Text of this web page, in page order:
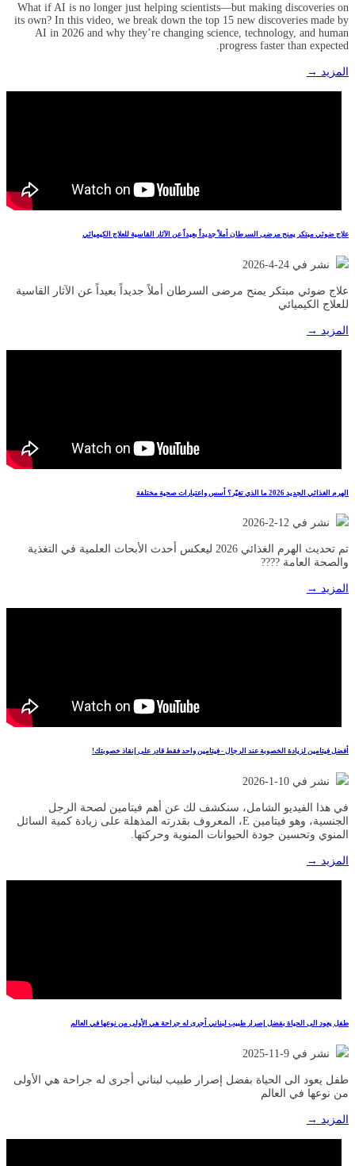
What if AI is no longer just helping scientists—but making discoveries on
its own? In this video, we break down the top 15 new discoveries made by
AI in 2026 and why they’re changing science, technology, and human
progress faster than expected.
المزيد →
علاج ضوئي مبتكر يمنح مرضى السرطان أملاً جديداً بعيداً عن الآثار القاسية للعلاج الكيميائي
نشر في 24-4-2026
علاج ضوئي مبتكر يمنح مرضى السرطان أملاً جديداً بعيداً عن الآثار القاسية
للعلاج الكيميائي
المزيد →
الهرم الغذائي الجديد 2026 ما الذي تغيّر؟ أسس واعتبارات صحية مختلفة
نشر في 12-2-2026
تم تحديث الهرم الغذائي 2026 ليعكس أحدث الأبحاث العلمية في التغذية
والصحة العامة ????
المزيد →
أفضل فيتامين لزيادة الخصوبة عند الرجال - فيتامين واحد فقط قادر على إنقاذ خصوبتك!
نشر في 10-1-2026
في هذا الفيديو الشامل، سنكشف لك عن أهم فيتامين لصحة الرجل
الجنسية، وهو فيتامين E، المعروف بقدرته المذهلة على زيادة كمية السائل
المنوي وتحسين جودة الحيوانات المنوية وحركتها.
المزيد →
طفل يعود الى الحياة بفضل إصرار طبيب لبناني أجرى له جراحة هي الأولى من نوعها في العالم
نشر في 9-11-2025
طفل يعود الى الحياة بفضل إصرار طبيب لبناني أجرى له جراحة هي الأولى
من نوعها في العالم
المزيد →